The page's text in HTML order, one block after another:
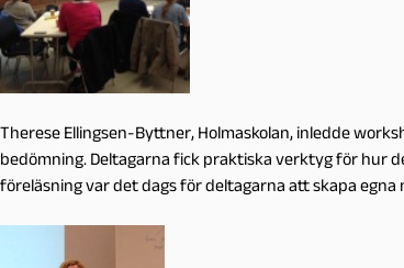
Therese Ellingsen-Byttner, Holmaskolan, inledde
bedömning. Deltagarna fick praktiska verktyg för hur
föreläsning var det dags för deltagarna att skapa